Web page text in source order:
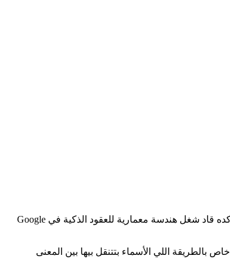
Victor Zhou مؤسس في مجال التكنولوجيا ومحرر معايير، وبيركز على الهوية الرقمية والثقة. أسس Namefi، وبيحرر مقترحات تحسين Ethereum، وقبل كده قاد شغل هندسة معمارية للعقود الذكية في Google
بالطريقة اللي الأسماء بتتنقل بيها بين المعنى